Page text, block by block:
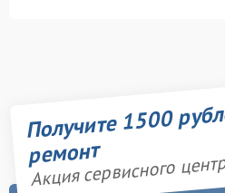
Получите 1500
ремонт
Акция сервисного